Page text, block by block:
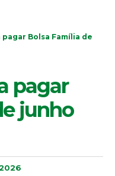
pagar Bolsa Família de
pagar
junho